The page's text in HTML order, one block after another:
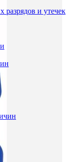
разрядов и утечек